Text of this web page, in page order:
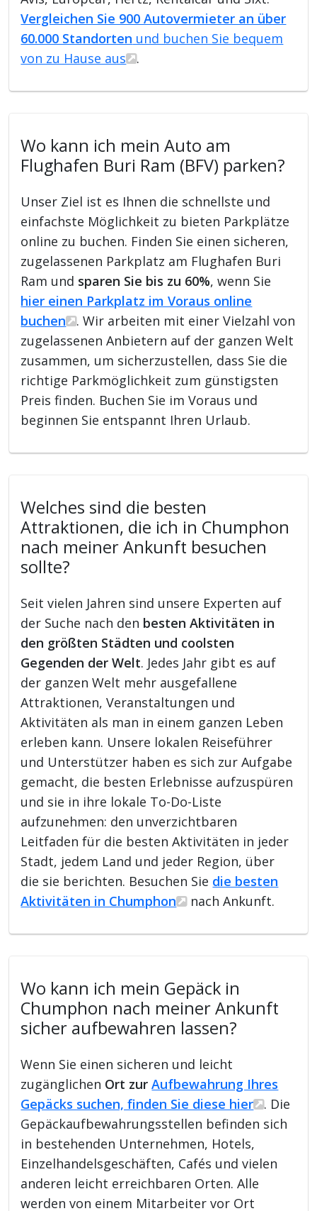
Vergleichen Sie 900 Autovermieter an über
60.000 Standorten und buchen Sie bequem
von zu Hause aus
.
Wo kann ich mein Auto am
Flughafen Buri Ram (BFV) parken?
Unser Ziel ist es Ihnen die schnellste und
einfachste Möglichkeit zu bieten Parkplätze
online zu buchen. Finden Sie einen sicheren,
zugelassenen Parkplatz am Flughafen Buri
Ram und sparen Sie bis zu 60%, wenn Sie
hier einen Parkplatz im Voraus online
buchen
. Wir arbeiten mit einer Vielzahl von
zugelassenen Anbietern auf der ganzen Welt
zusammen, um sicherzustellen, dass Sie die
richtige Parkmöglichkeit zum günstigsten
Preis finden. Buchen Sie im Voraus und
beginnen Sie entspannt Ihren Urlaub.
Welches sind die besten
Attraktionen, die ich in Chumphon
nach meiner Ankunft besuchen
sollte?
Seit vielen Jahren sind unsere Experten auf
der Suche nach den besten Aktivitäten in
den größten Städten und coolsten
Gegenden der Welt. Jedes Jahr gibt es auf
der ganzen Welt mehr ausgefallene
Attraktionen, Veranstaltungen und
Aktivitäten als man in einem ganzen Leben
erleben kann. Unsere lokalen Reiseführer
und Unterstützer haben es sich zur Aufgabe
gemacht, die besten Erlebnisse aufzuspüren
und sie in ihre lokale To-Do-Liste
aufzunehmen: den unverzichtbaren
Leitfaden für die besten Aktivitäten in jeder
Stadt, jedem Land und jeder Region, über
die sie berichten. Besuchen Sie die besten
Aktivitäten in Chumphon
nach Ankunft.
Wo kann ich mein Gepäck in
Chumphon nach meiner Ankunft
sicher aufbewahren lassen?
Wenn Sie einen sicheren und leicht
zugänglichen Ort zurAufbewahrung Ihres
Gepäcks suchen, finden Sie diese hier
. Die
Gepäckaufbewahrungsstellen befinden sich
in bestehenden Unternehmen, Hotels,
Einzelhandelsgeschäften, Cafés und vielen
anderen leicht erreichbaren Orten. Alle
werden von einem Mitarbeiter vor Ort